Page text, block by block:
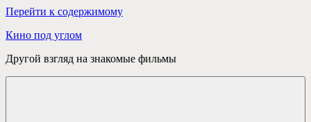
Перейти к содержимому
Кино под углом
Другой взгляд на знакомые фильмы